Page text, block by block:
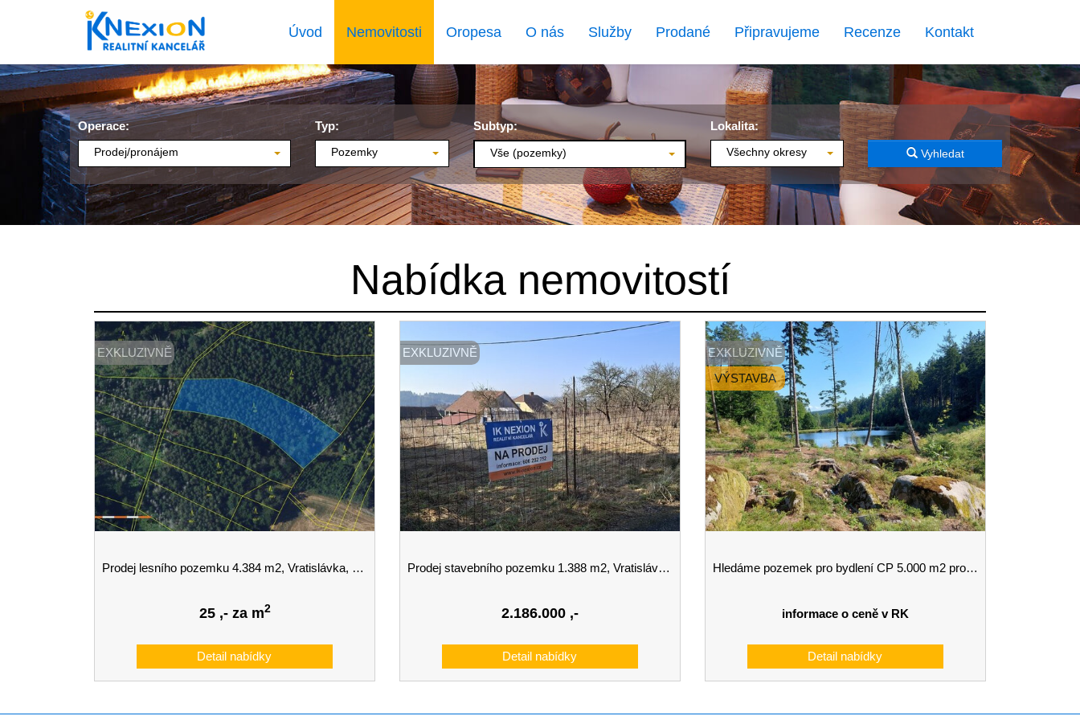
Úvod Nemovitosti Oropesa O nás Služby Prodané Připravujeme Recenze Kontakt
Operace:
Prodej/pronájem
Typ:
Pozemky
Subtyp:
Vše (pozemky)
Lokalita:
Všechny okresy Vyhledat
Nabídka nemovitostí
EXKLUZIVNĚ
Prodej lesního pozemku 4.384 m2, Vratislávka, Brno-venkov
25,- za m2
EXKLUZIVNĚ
Prodej stavebního pozemku 1.388 m2, Vratislávka, Brno-venkov
2.186.000 ,-
EXKLUZIVNĚ
VÝSTAVBA
Hledáme pozemek pro bydlení CP 5.000 m2 pro investora s hotovostí
informace o ceně v RK